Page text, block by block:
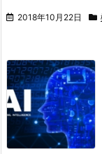
2018年10月22日